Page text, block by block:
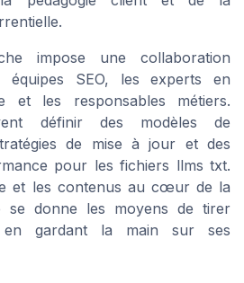
impose une collaboration
équipes SEO, les experts en
et les responsables métiers.
définir des modèles de
de mise à jour et des
pour les fichiers llms txt.
et les contenus au cœur de la
se donne les moyens de tirer
gardant la main sur ses